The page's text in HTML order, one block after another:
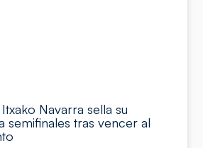
Navarra sella su
semifinales tras vencer al